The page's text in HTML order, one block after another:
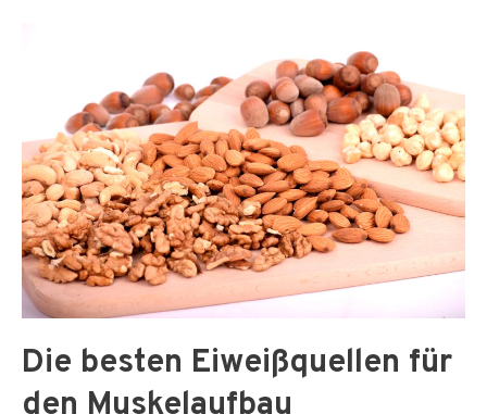
Die besten Eiweißquellen für